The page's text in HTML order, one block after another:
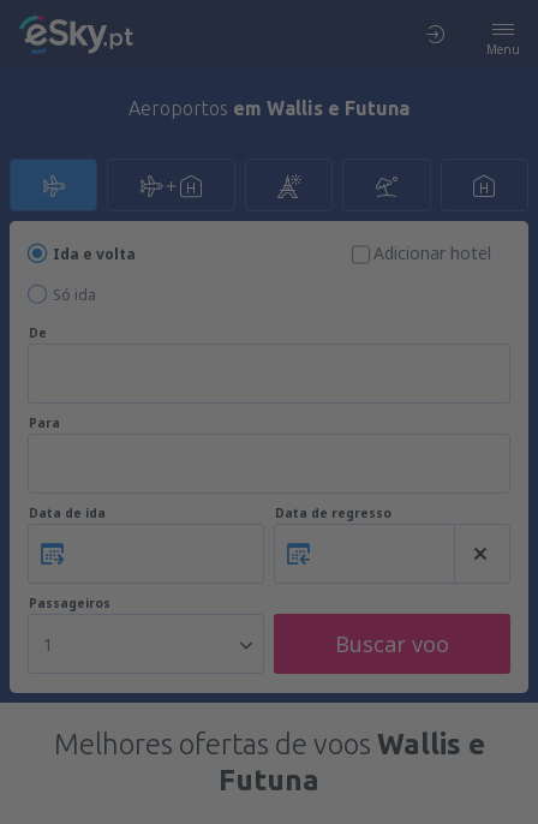
Menu
Aeroportos em Wallis e Futuna
Ida e volta
Só ida
Adicionar hotel
De
Para
Data de ida Data de regresso
Passageiros
1 Buscar voo
Melhores ofertas de voos Wallis e
Futuna